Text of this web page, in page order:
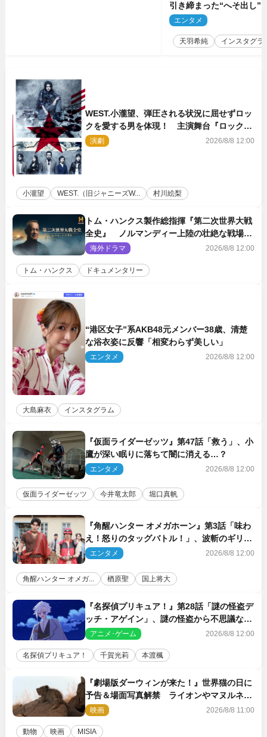
引き締まった“へそ出し”
「可愛い過ぎる」
エンタメ
天羽希純 インスタグラ
WEST.小瀧望、弾圧される状況に屈せずロッ
クを愛する男を体現！ 主演舞台『ロックン
ロール』ビジュアル解禁
演劇 2026/8/8 12:00
小瀧望 WEST.（旧ジャニーズW... 村川絵梨
トム・ハンクス製作総指揮『第二次世界大戦
全史』 ノルマンディー上陸の壮絶な戦場を
収めた特別映像解禁
海外ドラマ 2026/8/8 12:00
トム・ハンクス ドキュメンタリー
“港区女子”系AKB48元メンバー38歳、清楚
な浴衣姿に反響「相変わらず美しい」
エンタメ 2026/8/8 12:00
大島麻衣 インスタグラム
『仮面ライダーゼッツ』第47話「救う」、小
鷹が深い眠りに落ちて闇に消える…？
エンタメ 2026/8/8 12:00
仮面ライダーゼッツ 今井竜太郎 堀口真帆
『角醒ハンター オメガホーン』第3話「味わ
え！怒りのタッグバトル！」、波斬のギリコ
がハンターバトルを挑んできた！
エンタメ 2026/8/8 12:00
角醒ハンター オメガ... 楢原聖 国上将大
『名探偵プリキュア！』第28話「謎の怪盗デ
ッチ・アゲイン」、謎の怪盗から不思議な予
告状が届く
アニメ･ゲーム 2026/8/8 12:00
名探偵プリキュア！ 千賀光莉 本渡楓
『劇場版ダーウィンが来た！』世界猫の日に
予告＆場面写真解禁 ライオンやマヌルネコ
の赤ちゃんが大集合
映画 2026/8/8 11:00
動物 映画 MISIA